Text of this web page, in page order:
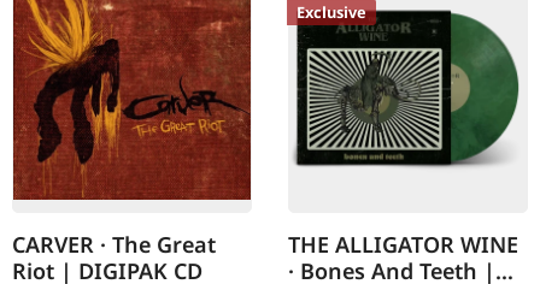
CARVER · The Great
Riot | DIGIPAK CD
Exclusive
THE ALLIGATOR WINE
· Bones And Teeth |